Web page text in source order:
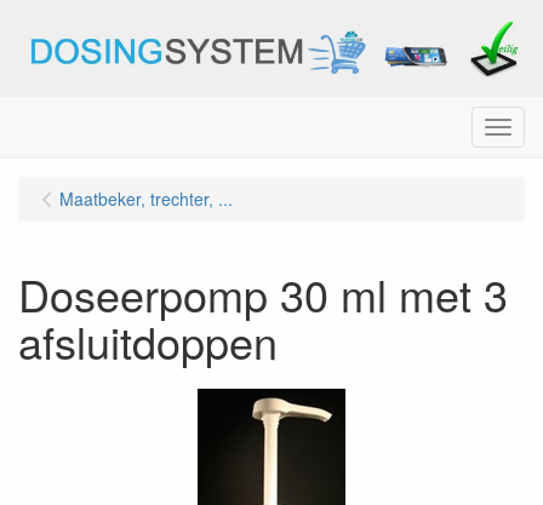
Menu
Maatbeker, trechter, ...
Doseerpomp 30 ml met 3
afsluitdoppen